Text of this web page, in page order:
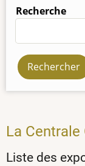
Recherche
La
Liste des